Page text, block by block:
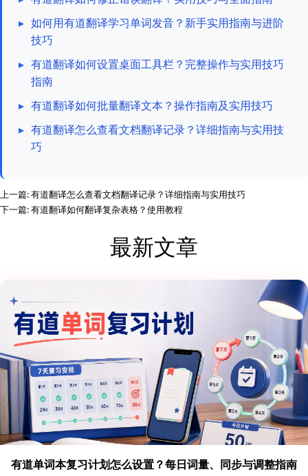
▸ 如何用有道翻译学习单词发音？新手实用指南与进阶
技巧
▸ 有道翻译如何设置桌面工具栏？完整操作与实用技巧
指南
▸ 有道翻译如何批量翻译文本？操作指南及实用技巧
▸ 有道翻译怎么查看文档翻译记录？详细指南与实用技
巧
上一篇:有道翻译怎么查看文档翻译记录？详细指南与实用技巧
下一篇:有道翻译如何翻译复杂表格？使用教程
最新文章
有道单词本复习计划怎么设置？每日词量、同步与调整指南